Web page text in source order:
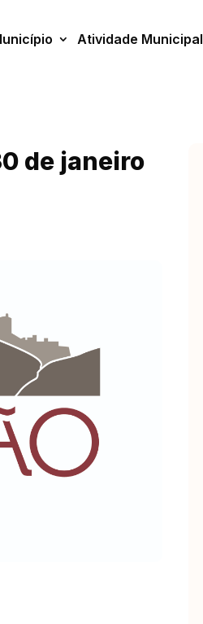
Atividade Municipal
de janeiro